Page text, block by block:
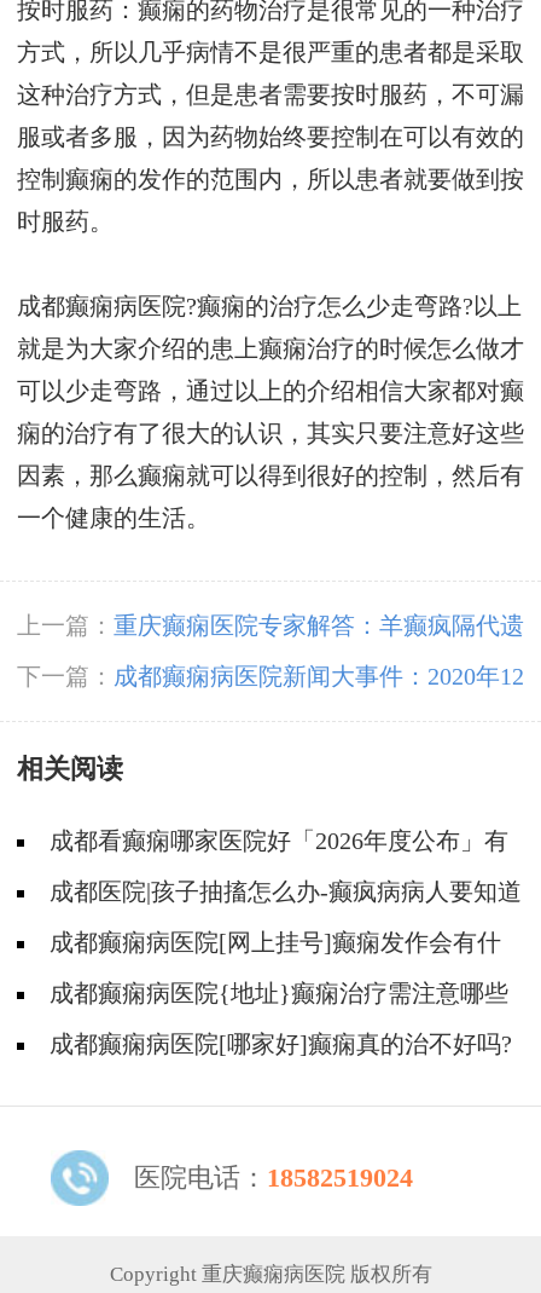
按时服药：癫痫的药物治疗是很常见的一种治疗
方式，所以几乎病情不是很严重的患者都是采取
这种治疗方式，但是患者需要按时服药，不可漏
服或者多服，因为药物始终要控制在可以有效的
控制癫痫的发作的范围内，所以患者就要做到按
时服药。
成都癫痫病医院?癫痫的治疗怎么少走弯路?以上
就是为大家介绍的患上癫痫治疗的时候怎么做才
可以少走弯路，通过以上的介绍相信大家都对癫
痫的治疗有了很大的认识，其实只要注意好这些
因素，那么癫痫就可以得到很好的控制，然后有
一个健康的生活。
上一篇： 重庆癫痫医院专家解答：羊癫疯隔代遗
传吗?
下一篇： 成都癫痫病医院新闻大事件：2020年12
月19日上午，成都神康癫痫医院组织新冠肺炎应
急预案演练
相关阅读
成都看癫痫哪家医院好「2026年度公布」有
癫痫能不能抽烟?
成都医院|孩子抽搐怎么办-癫疯病病人要知道
的误区成都癫痫病医院[网上挂号]癫痫发作会有什
么症状?
成都癫痫病医院{地址}癫痫治疗需注意哪些
问题?成都癫痫病医院[哪家好]癫痫真的治不好吗?
医院电话： 18582519024
Copyright 重庆癫痫病医院 版权所有